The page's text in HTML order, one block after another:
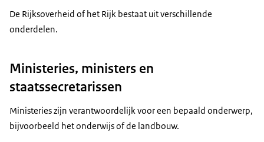
De Rijksoverheid of het Rijk bestaat uit verschillende
onderdelen.
Ministeries, ministers en
staatssecretarissen
Ministeries zijn verantwoordelijk voor een bepaald onderwerp,
bijvoorbeeld het onderwijs of de landbouw.